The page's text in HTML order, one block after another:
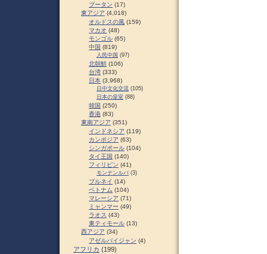
ブータン (17)
東アジア (4,018)
オルドスの風 (159)
マカオ (48)
モンゴル (65)
中国 (819)
人民中国 (97)
北朝鮮 (106)
台湾 (333)
日本 (3,968)
日中文化交流 (105)
日本の皇室 (88)
韓国 (250)
香港 (83)
東南アジア (351)
インドネシア (119)
カンボジア (63)
シンガポール (104)
タイ王国 (140)
フィリピン (41)
モンテンルパ (3)
ブルネイ (14)
ベトナム (104)
マレーシア (71)
ミャンマー (49)
ラオス (43)
東ティモール (13)
西アジア (34)
アゼルバイジャン (4)
アフリカ (199)